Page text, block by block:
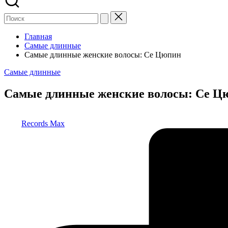
Главная
Самые длинные
Самые длинные женские волосы: Се Цюпин
Опубликовано
Самые длинные
Самые длинные женские волосы: Се
Records Max